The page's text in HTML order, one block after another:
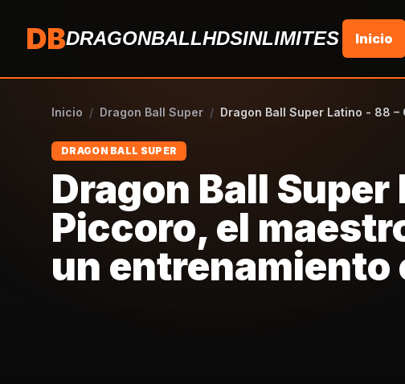
DBDRAGONBALLHDSINLIMITES Inicio
Inicio / Dragon Ball Super / Dragon Ball Super Latino - 88
DRAGON BALL SUPER
Dragon Ball
Piccoro, el
un entrenamiento